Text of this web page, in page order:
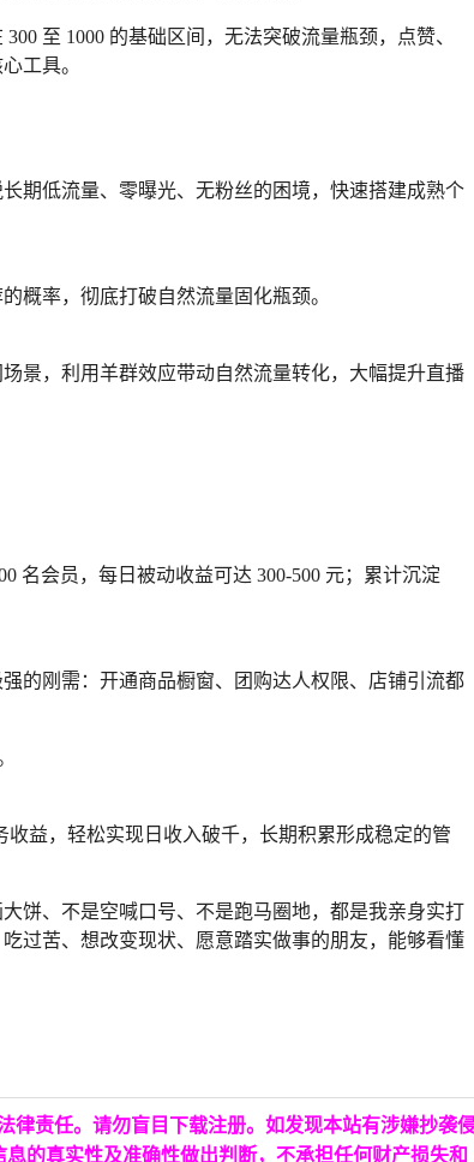
至 1000 的基础区间，无法突破流量瓶颈，点赞、
工具。
期低流量、零曝光、无粉丝的困境，快速搭建成熟个
概率，彻底打破自然流量固化瓶颈。
景，利用羊群效应带动自然流量转化，大幅提升直播
名会员，每日被动收益可达 300-500 元；累计沉淀
的刚需：开通商品橱窗、团购达人权限、店铺引流都
益，轻松实现日收入破千，长期积累形成稳定的管
饼、不是空喊口号、不是跑马圈地，都是我亲身实打
过苦、想改变现状、愿意踏实做事的朋友，能够看懂
律责任。请勿盲目下载注册。如发现本站有涉嫌抄袭
的真实性及准确性做出判断，不承担任何财产损失和